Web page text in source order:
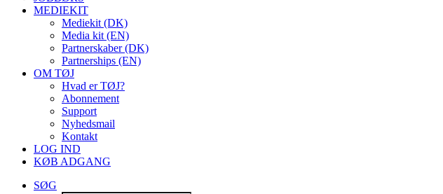
MEDIEKIT
Mediekit (DK)
Media kit (EN)
Partnerskaber (DK)
Partnerships (EN)
OM TØJ
Hvad er TØJ?
Abonnement
Support
Nyhedsmail
Kontakt
LOG IND
KØB ADGANG
SØG